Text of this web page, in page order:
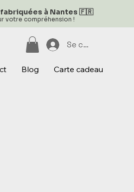
fabriquées à Nantes 🇫🇷
votre compréhension !
Se connecter
Blog Carte cadeau